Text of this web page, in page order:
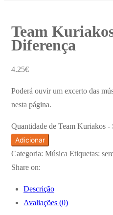
Team
Diferença
4.25€
Poderá ouvir um excerto das
nesta página.
Quantidade de Team Kuriakos -
Adicionar
Categoria: Música Etiquetas:
Share on:
Descrição
Avaliações (0)